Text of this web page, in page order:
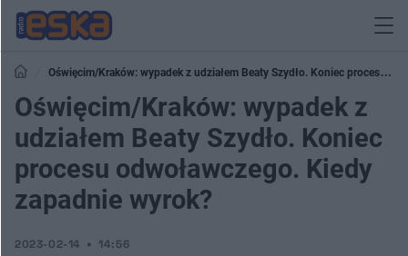
Oświęcim/Kraków: wypadek z udziałem Beaty Szydło. Koniec procesu
odwoławczego. Kiedy zapadnie wyrok?
Oświęcim/Kraków: wypadek z
udziałem Beaty Szydło. Koniec
procesu odwoławczego. Kiedy
zapadnie wyrok?
2023-02-14 14:56